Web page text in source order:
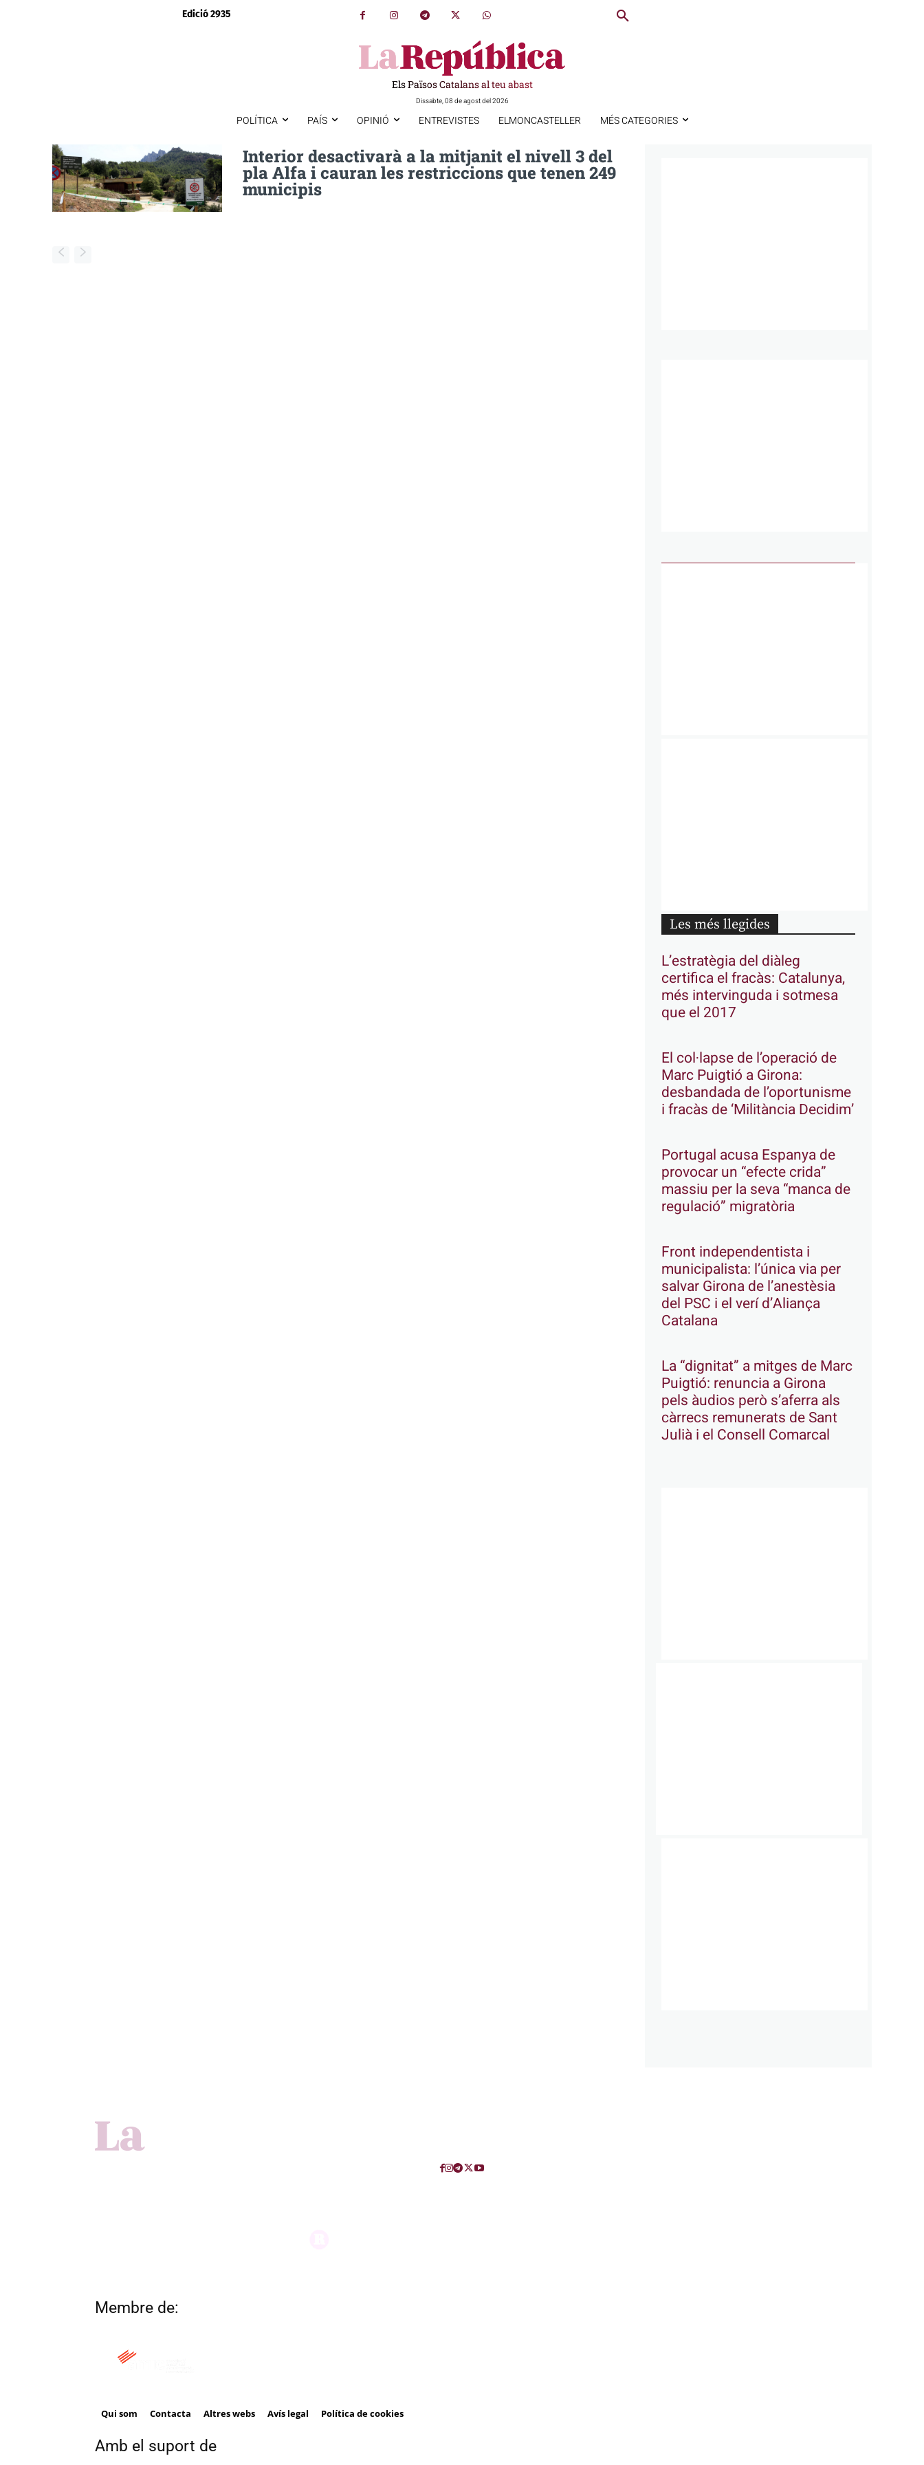
Edició 2935
Els Països Catalans al teu abast
Dissabte, 08 de agost del 2026
POLÍTICA PAÍS OPINIÓ ENTREVISTES ELMONCASTELLER MÉS CATEGORIES
Interior desactivarà a la mitjanit el nivell 3 del
pla Alfa i cauran les restriccions que tenen 249
municipis
Les més llegides
L’estratègia del diàleg
certifica el fracàs: Catalunya,
més intervinguda i sotmesa
que el 2017
El col·lapse de l’operació de
Marc Puigtió a Girona:
desbandada de l’oportunisme
i fracàs de ‘Militància Decidim’
Portugal acusa Espanya de
provocar un “efecte crida”
massiu per la seva “manca de
regulació” migratòria
Front independentista i
municipalista: l’única via per
salvar Girona de l’anestèsia
del PSC i el verí d’Aliança
Catalana
La “dignitat” a mitges de Marc
Puigtió: renuncia a Girona
pels àudios però s’aferra als
càrrecs remunerats de Sant
Julià i el Consell Comarcal
Membre de:
Qui som Contacta Altres webs Avís legal Política de cookies
Amb el suport de